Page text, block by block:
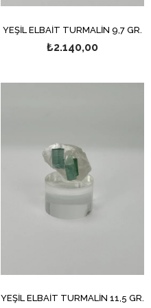
YEŞİL ELBAİT TURMALİN 9,7 GR.
₺2.140,00
YEŞİL ELBAİT TURMALİN 11,5 GR.